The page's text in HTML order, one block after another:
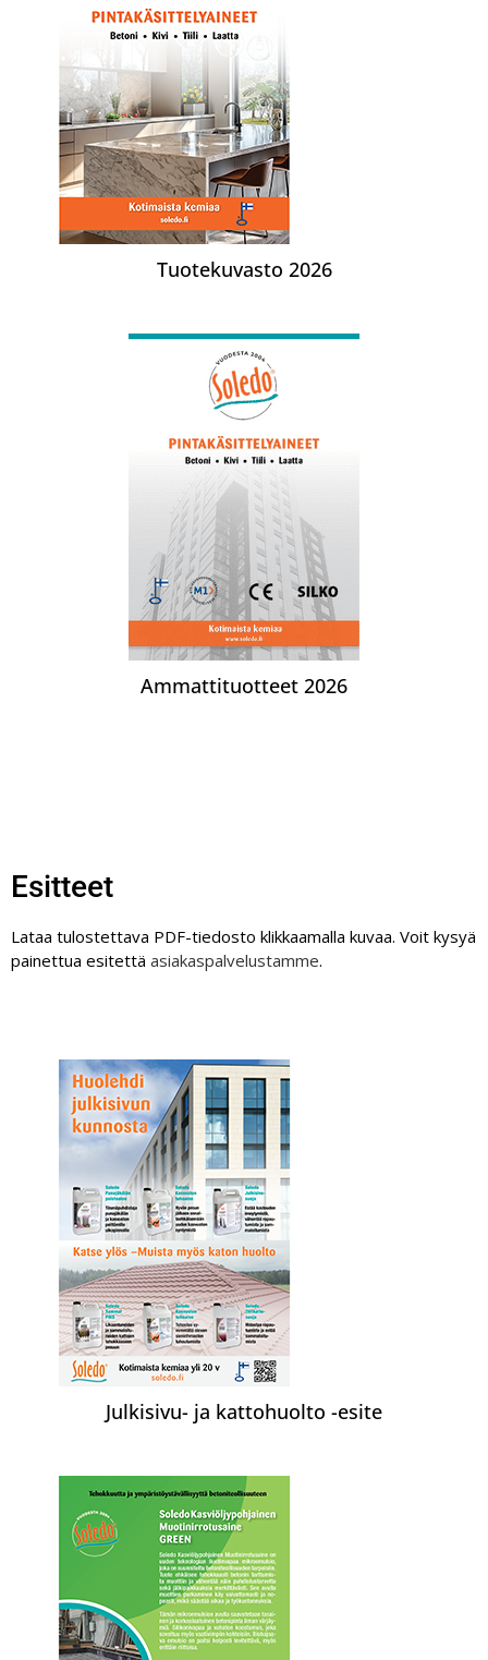
Tuotekuvasto 2026
Ammattituotteet 2026
Esitteet
Lataa tulostettava PDF-tiedosto klikkaamalla kuvaa. Voit kysyä
painettua esitettä asiakaspalvelustamme.
Julkisivu- ja kattohuolto -esite